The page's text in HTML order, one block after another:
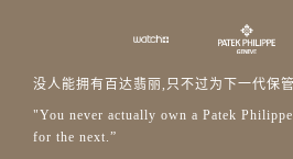
没人能拥有百达翡丽,只不过为下一代保
"You never actually own a Patek
for the next.”